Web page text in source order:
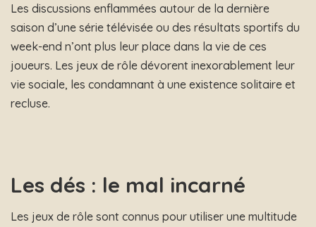
Les discussions enflammées autour de la dernière
saison d’une série télévisée ou des résultats sportifs du
week-end n’ont plus leur place dans la vie de ces
joueurs. Les jeux de rôle dévorent inexorablement leur
vie sociale, les condamnant à une existence solitaire et
recluse.
Les dés : le mal incarné
Les jeux de rôle sont connus pour utiliser une multitude